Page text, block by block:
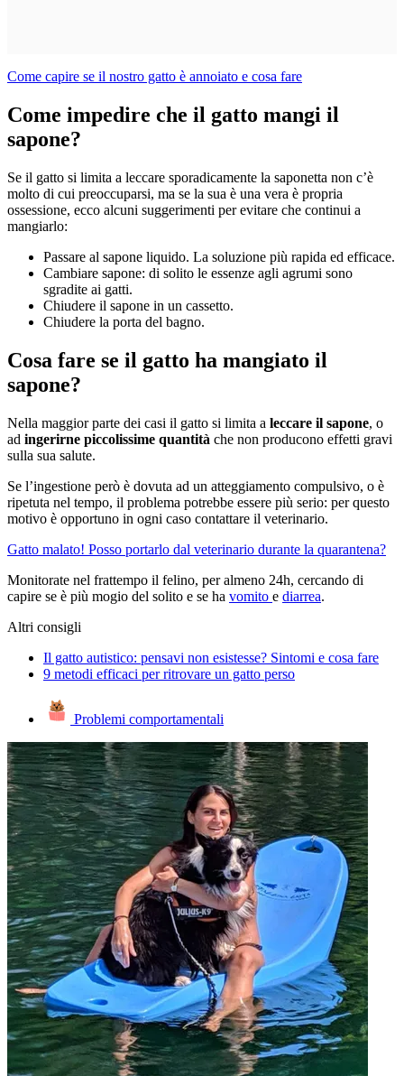
Come capire se il nostro gatto è annoiato e cosa fare
Come impedire che il gatto mangi il
sapone?
Se il gatto si limita a leccare sporadicamente la saponetta non c’è
molto di cui preoccuparsi, ma se la sua è una vera è propria
ossessione, ecco alcuni suggerimenti per evitare che continui a
mangiarlo:
Passare al sapone liquido. La soluzione più rapida ed efficace.
Cambiare sapone: di solito le essenze agli agrumi sono
sgradite ai gatti.
Chiudere il sapone in un cassetto.
Chiudere la porta del bagno.
Cosa fare se il gatto ha mangiato il
sapone?
Nella maggior parte dei casi il gatto si limita a leccare il sapone, o
ad ingerirne piccolissime quantità che non producono effetti gravi
sulla sua salute.
Se l’ingestione però è dovuta ad un atteggiamento compulsivo, o è
ripetuta nel tempo, il problema potrebbe essere più serio: per questo
motivo è opportuno in ogni caso contattare il veterinario.
Gatto malato! Posso portarlo dal veterinario durante la quarantena?
Monitorate nel frattempo il felino, per almeno 24h, cercando di
capire se è più mogio del solito e se ha vomito e diarrea.
Altri consigli
Il gatto autistico: pensavi non esistesse? Sintomi e cosa fare
9 metodi efficaci per ritrovare un gatto perso
Problemi comportamentali